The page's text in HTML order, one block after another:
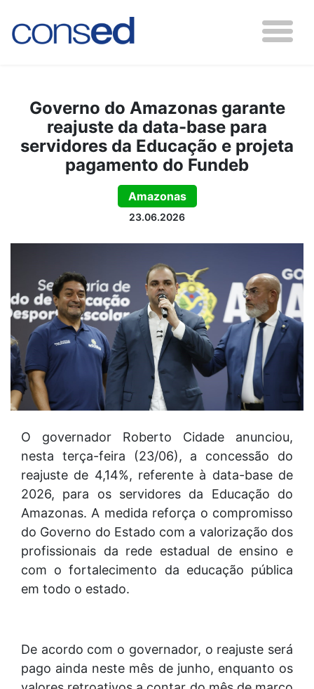
Governo do Amazonas garante
reajuste da data-base para
servidores da Educação e projeta
pagamento do Fundeb
Amazonas
23.06.2026
O governador Roberto Cidade anunciou,
nesta terça-feira (23/06), a concessão do
reajuste de 4,14%, referente à data-base de
2026, para os servidores da Educação do
Amazonas. A medida reforça o compromisso
do Governo do Estado com a valorização dos
profissionais da rede estadual de ensino e
com o fortalecimento da educação pública
em todo o estado.
De acordo com o governador, o reajuste será
pago ainda neste mês de junho, enquanto os